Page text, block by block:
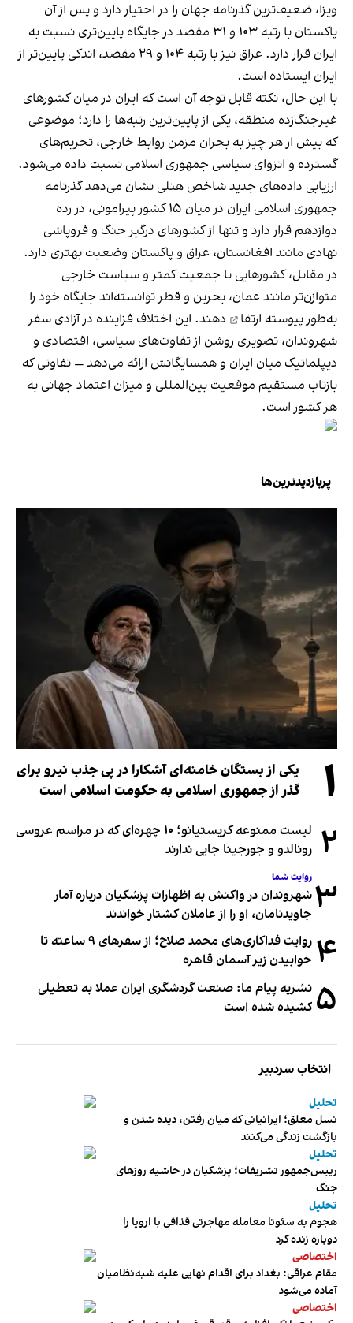
ویزا، ضعیف‌ترین گذرنامه جهان را در اختیار دارد و پس از آن
پاکستان با رتبه ۱۰۳ و ۳۱ مقصد در جایگاه پایین‌تری نسبت به
ایران قرار دارد. عراق نیز با رتبه ۱۰۴ و ۲۹ مقصد، اندکی پایین‌تر از
ایران ایستاده است.
با این حال، نکته قابل توجه آن است که ایران در میان کشورهای
غیرجنگ‌زده منطقه، یکی از پایین‌ترین رتبه‌ها را دارد؛ موضوعی
که بیش از هر چیز به بحران مزمن روابط خارجی، تحریم‌های
گسترده و انزوای سیاسی جمهوری اسلامی نسبت داده می‌شود.
ارزیابی داده‌های جدید شاخص هنلی نشان می‌دهد گذرنامه
جمهوری اسلامی ایران در میان ۱۵ کشور پیرامونی، در رده
دوازدهم قرار دارد و تنها از کشورهای درگیر جنگ و فروپاشی
نهادی مانند افغانستان، عراق و پاکستان وضعیت بهتری دارد.
در مقابل، کشورهایی با جمعیت کمتر و سیاست خارجی
متوازن‌تر مانند عمان، بحرین و قطر توانسته‌اند جایگاه خود را
به‌طور پیوسته ارتقا
دهند. این اختلاف فزاینده در آزادی سفر
شهروندان، تصویری روشن از تفاوت‌های سیاسی، اقتصادی و
دیپلماتیک میان ایران و همسایگانش ارائه می‌دهد — تفاوتی که
بازتاب مستقیم موقعیت بین‌المللی و میزان اعتماد جهانی به
هر کشور است.
پربازدیدترین‌ها
۱
یکی از بستگان خامنه‌ای آشکارا در پی جذب نیرو برای
گذر از جمهوری اسلامی به حکومت اسلامی است
۲
لیست ممنوعه کریستیانو؛ ۱۰ چهره‌ای که در مراسم عروسی
رونالدو و جورجینا جایی ندارند
۳ روایت شما
شهروندان در واکنش به اظهارات پزشکیان درباره آمار
جاویدنامان، او را از عاملان کشتار خواندند
۴
روایت فداکاری‌های محمد صلاح؛ از سفرهای ۹ ساعته تا
خوابیدن زیر آسمان قاهره
۵ نشریه پیام ما: صنعت گردشگری ایران عملا به تعطیلی
کشیده شده است
انتخاب سردبیر
تحلیل
نسل معلق؛ ایرانیانی که میان رفتن، دیده شدن و
بازگشت زندگی می‌کنند
تحلیل
رییس‌جمهور تشریفات؛ پزشکیان در حاشیه روزهای
جنگ
تحلیل
هجوم به سئوتا معامله مهاجرتی قذافی با اروپا را
دوباره زنده کرد
اختصاصی
مقام عراقی: بغداد برای اقدام نهایی علیه شبه‌نظامیان
آماده می‌شود
اختصاصی